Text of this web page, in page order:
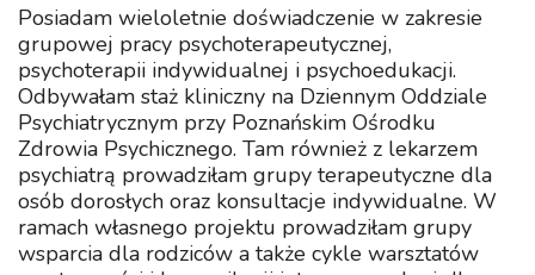
Posiadam wieloletnie doświadczenie w zakresie
grupowej pracy psychoterapeutycznej,
psychoterapii indywidualnej i psychoedukacji.
Odbywałam staż kliniczny na Dziennym Oddziale
Psychiatrycznym przy Poznańskim Ośrodku
Zdrowia Psychicznego. Tam również z lekarzem
psychiatrą prowadziłam grupy terapeutyczne dla
osób dorosłych oraz konsultacje indywidualne. W
ramach własnego projektu prowadziłam grupy
wsparcia dla rodziców a także cykle warsztatów